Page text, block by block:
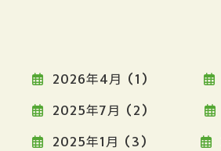
2026年4月 (1)
2025年7月 (2)
2025年1月 (3)